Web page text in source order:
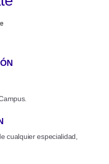
cualquier especialidad,